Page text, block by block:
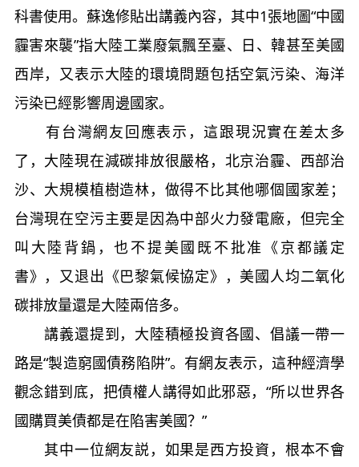
科書使用。蘇逸修貼出講義內容，其中1張地圖“中國
霾害來襲”指大陸工業廢氣飄至臺、日、韓甚至美國
西岸，又表示大陸的環境問題包括空氣污染、海洋
污染已經影響周邊國家。
有台灣網友回應表示，這跟現況實在差太多
了，大陸現在減碳排放很嚴格，北京治霾、西部治
沙、大規模植樹造林，做得不比其他哪個國家差；
台灣現在空污主要是因為中部火力發電廠，但完全
叫大陸背鍋，也不提美國既不批准《京都議定
書》，又退出《巴黎氣候協定》，美國人均二氧化
碳排放量還是大陸兩倍多。
講義還提到，大陸積極投資各國、倡議一帶一
路是“製造窮國債務陷阱”。有網友表示，這种經濟學
觀念錯到底，把債權人講得如此邪惡，“所以世界各
國購買美債都是在陷害美國？”
其中一位網友説，如果是西方投資，根本不會